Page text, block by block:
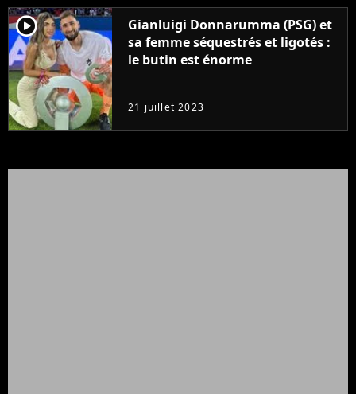
player2
Gianluigi Donnarumma (PSG) et
sa femme séquestrés et ligotés :
le butin est énorme
21 juillet 2023